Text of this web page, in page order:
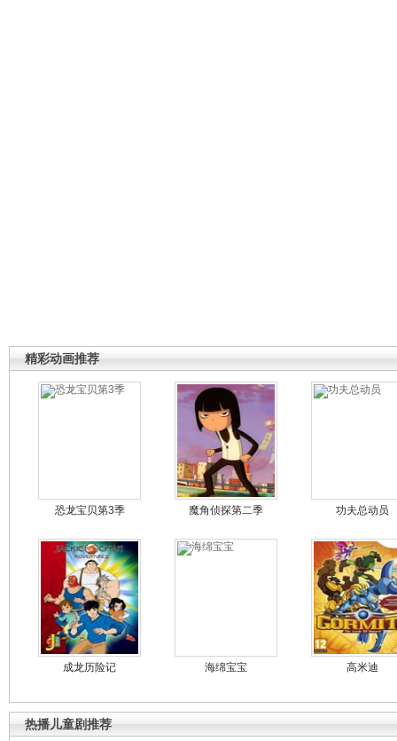
精彩动画推荐
恐龙宝贝第3季 魔角侦探第二季 功夫总动员
成龙历险记 海绵宝宝 高米迪
热播儿童剧推荐